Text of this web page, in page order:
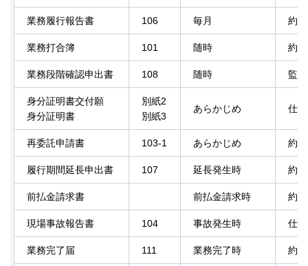
業務履行報告書 106 毎月 約
業務打合簿 101 随時 約
業務段階確認申出書 108 随時 監
身分証明書交付願
身分証明書
別紙2
別紙3
あらかじめ 仕
再委託申請書 103-1 あらかじめ 約
履行期間延長申出書 107 延長発生時 約
前払金請求書 前払金請求時 約
現場事故報告書 104 事故発生時 仕
業務完了届 111 業務完了時 約